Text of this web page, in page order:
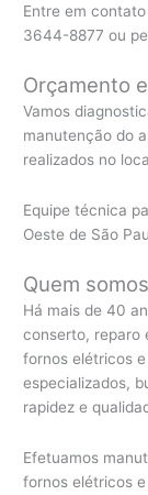
Entre em
3644-8877 ou
Orçamento
Vamos
manutenção do
realizados no
Equipe técnica
Oeste de São
Quem somos
Há mais de 40
conserto, reparo
fornos elétricos
especializados,
rapidez e
Efetuamos
fornos elétricos